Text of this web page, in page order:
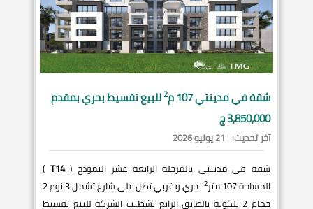
شقة فيمدينتي 2للبيع تقسيط بحري بمقدم
3,850,000 ج
آخر تحديث: 21 يوليو 2026
شقة في مدينتي بالمرحلة الرابعة عشر النموذج (T14
)
المساحة 107 متر
2
بحري و غربي تطل على شارع تشمل 3 نوم 2
حمام 2 بلكونة بالطابق الرابع تشطيب الشركة للبيع تقسيط